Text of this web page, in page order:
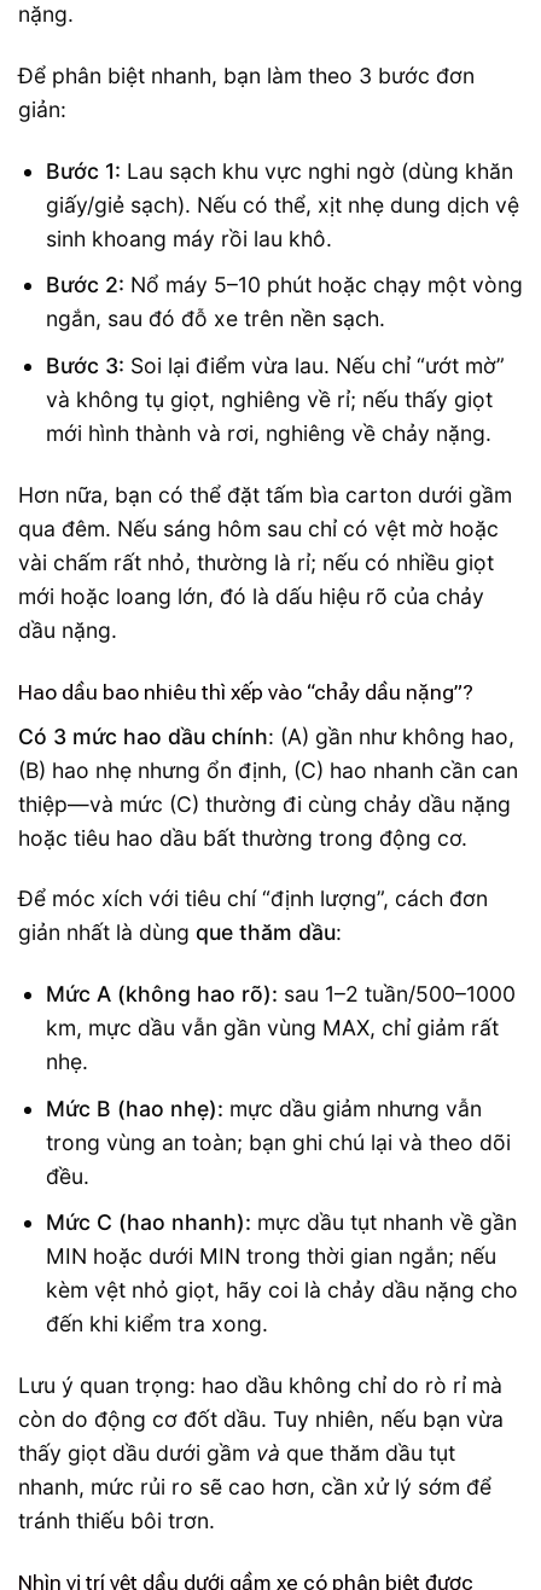
nặng.
Để phân biệt nhanh, bạn làm theo 3 bước đơn
giản:
Bước 1: Lau sạch khu vực nghi ngờ (dùng khăn
giấy/giẻ sạch). Nếu có thể, xịt nhẹ dung dịch vệ
sinh khoang máy rồi lau khô.
Bước 2: Nổ máy 5–10 phút hoặc chạy một vòng
ngắn, sau đó đỗ xe trên nền sạch.
Bước 3: Soi lại điểm vừa lau. Nếu chỉ “ướt mờ”
và không tụ giọt, nghiêng về rỉ; nếu thấy giọt
mới hình thành và rơi, nghiêng về chảy nặng.
Hơn nữa, bạn có thể đặt tấm bìa carton dưới gầm
qua đêm. Nếu sáng hôm sau chỉ có vệt mờ hoặc
vài chấm rất nhỏ, thường là rỉ; nếu có nhiều giọt
mới hoặc loang lớn, đó là dấu hiệu rõ của chảy
dầu nặng.
Hao dầu bao nhiêu thì xếp vào “chảy dầu nặng”?
Có 3 mức hao dầu chính: (A) gần như không hao,
(B) hao nhẹ nhưng ổn định, (C) hao nhanh cần can
thiệp—và mức (C) thường đi cùng chảy dầu nặng
hoặc tiêu hao dầu bất thường trong động cơ.
Để móc xích với tiêu chí “định lượng”, cách đơn
giản nhất là dùng que thăm dầu:
Mức A (không hao rõ): sau 1–2 tuần/500–1000
km, mực dầu vẫn gần vùng MAX, chỉ giảm rất
nhẹ.
Mức B (hao nhẹ): mực dầu giảm nhưng vẫn
trong vùng an toàn; bạn ghi chú lại và theo dõi
đều.
Mức C (hao nhanh): mực dầu tụt nhanh về gần
MIN hoặc dưới MIN trong thời gian ngắn; nếu
kèm vệt nhỏ giọt, hãy coi là chảy dầu nặng cho
đến khi kiểm tra xong.
Lưu ý quan trọng: hao dầu không chỉ do rò rỉ mà
còn do động cơ đốt dầu. Tuy nhiên, nếu bạn vừa
thấy giọt dầu dưới gầm và que thăm dầu tụt
nhanh, mức rủi ro sẽ cao hơn, cần xử lý sớm để
tránh thiếu bôi trơn.
Nhìn vị trí vệt dầu dưới gầm xe có phân biệt được